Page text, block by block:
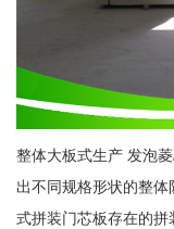
整体大板式生产 发泡
出不同规格形状的整
式拼装门芯板存在的